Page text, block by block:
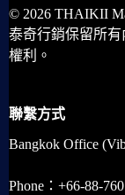
© 2026 THAIKII
泰奇行銷保留所
權利。
聯繫方式
Bangkok Office
Phone：+66-88-